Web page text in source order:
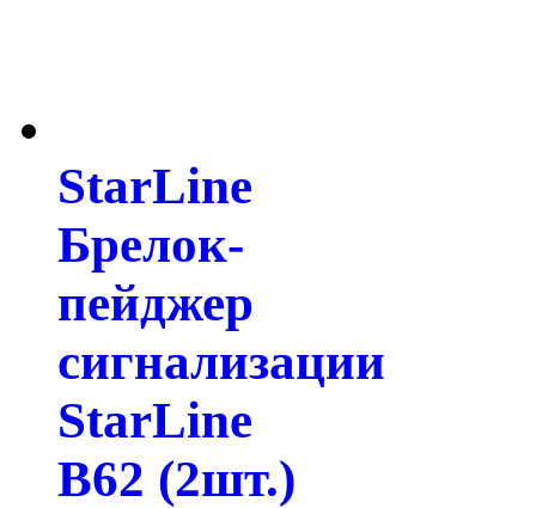
StarLine
Брелок-
пейджер
сигнализации
StarLine
B62 (2шт.)